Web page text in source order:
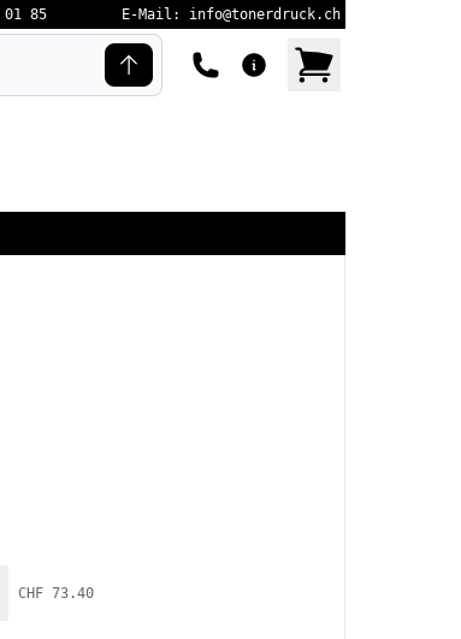
85 E-Mail: info@tonerdruck.ch
CHF 73.40